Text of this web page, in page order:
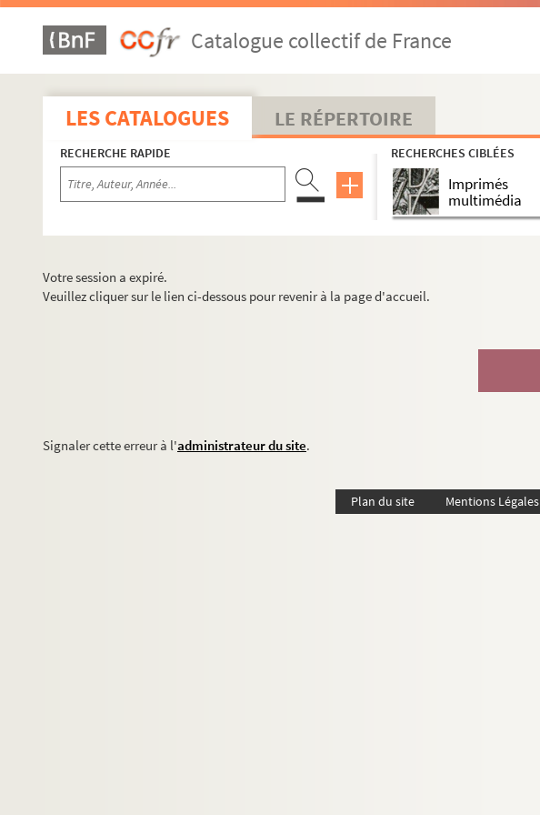
Catalogue collectif de France
LES CATALOGUES LE RÉPERTOIRE
RECHERCHE RAPIDE RECHERCHES CIBLÉES
Imprimés
multimédia
Votre session a expiré.
Veuillez cliquer sur le lien ci-dessous pour revenir à la page d'accueil.
Signaler cette erreur à l'administrateur du site.
Plan du site Mentions Légales